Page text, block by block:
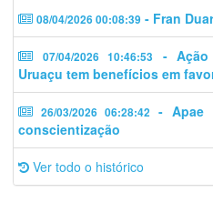
08/04/2026 00:08:39 - Fran
07/04/2026 10:46:53
- Ação
Uruaçu tem benefícios em
26/03/2026 06:28:42 - Apae
conscientização
Ver todo o histórico